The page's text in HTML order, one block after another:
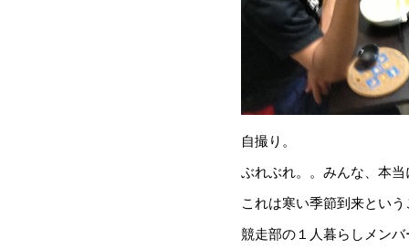
自撮り。
ぶれぶれ。。みんな、本
これは寒い季節到来とい
競走部の１人暮らしメン